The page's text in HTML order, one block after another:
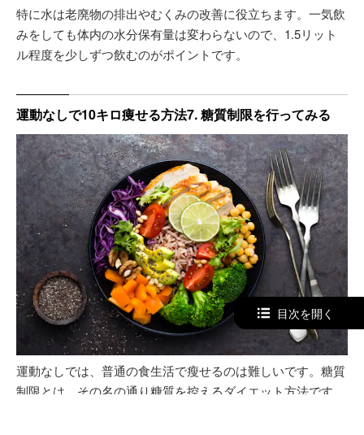
特に水は老廃物の排出やむくみの改善に役立ちます。一気飲
みをしても体内の水分保有量は変わらないので、1.5リット
ル程度を少しずつ飲むのがポイントです。
運動なしで10キロ痩せる方法7. 糖質制限を行ってみる
運動なしでは、普通の食生活で瘦せるのは難しいです。糖質
制限とは、その名の通り糖質を控えるダイエット方法です。
目次を開く